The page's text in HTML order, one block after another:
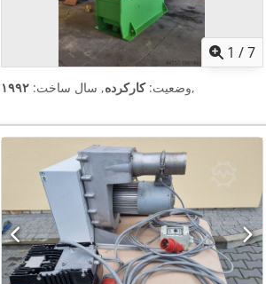
1 /7
وضعیت:کارکرده, سال ساخت: ۱۹۹۲ ,